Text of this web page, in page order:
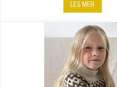
LES MER